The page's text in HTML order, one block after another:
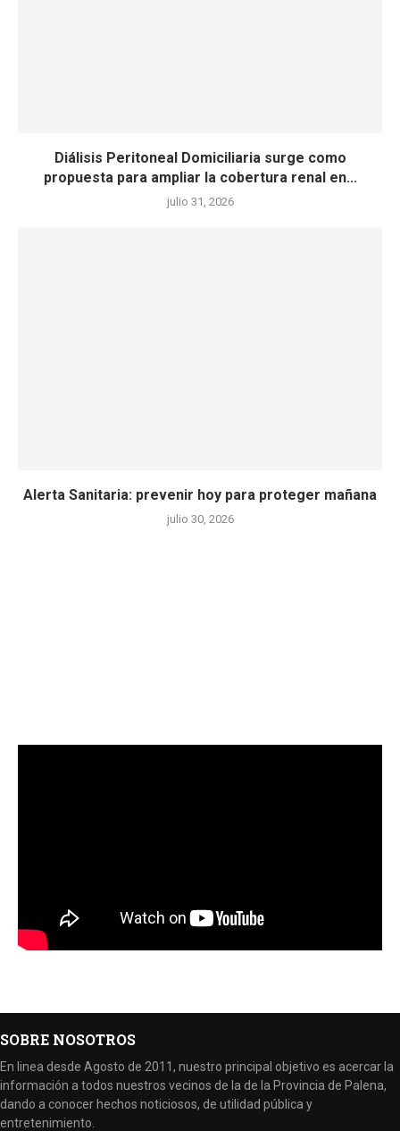
Diálisis Peritoneal Domiciliaria surge como
propuesta para ampliar la cobertura renal en...
julio 31, 2026
Alerta Sanitaria: prevenir hoy para proteger mañana
julio 30, 2026
SOBRE NOSOTROS
En linea desde Agosto de 2011, nuestro principal objetivo es acercar la
información a todos nuestros vecinos de la de la Provincia de Palena,
dando a conocer hechos noticiosos, de utilidad pública y
entretenimiento.